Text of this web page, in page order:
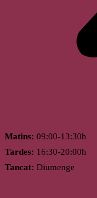
Matins: 09:00-13:30h
Tardes: 16:30-20:00h
Tancat: Diumenge